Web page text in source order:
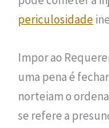
periculosidade
Impor ao
uma pena é
norteiam o
se refere a